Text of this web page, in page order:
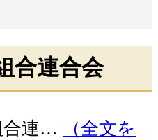
合連合会
合連…
（全文を